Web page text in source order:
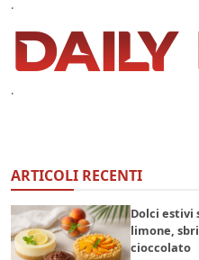
.
.
ARTICOLI RECENTI
Dolci estivi
limone,
cioccolato